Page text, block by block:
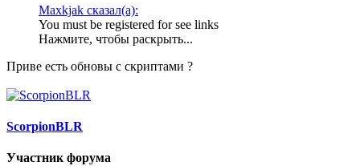
Maxkjak сказал(а):
You must be registered for see links
Нажмите, чтобы раскрыть...
Приве есть обновы с скриптами ?
ScorpionBLR
Участник форума